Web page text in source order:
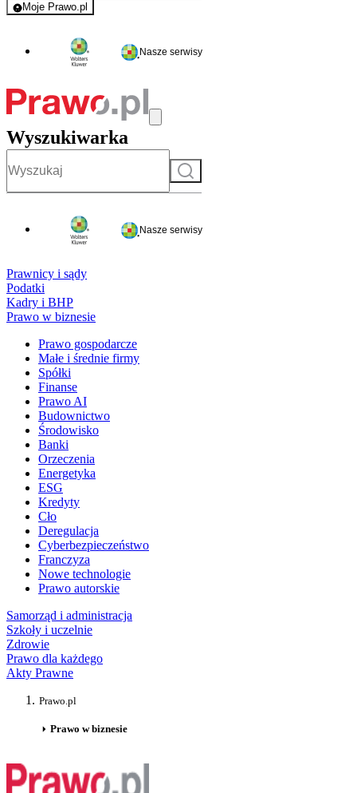
Moje Prawo.pl
- rejestracja i logowanie do serwisu
Nasze serwisy
Wyszukiwarka
Szukaj
Nasze serwisy
Prawnicy i sądy
Podatki
Kadry i BHP
Prawo w biznesie
Prawo gospodarcze
Małe i średnie firmy
Spółki
Finanse
Prawo AI
Budownictwo
Środowisko
Banki
Orzeczenia
Energetyka
ESG
Kredyty
Cło
Deregulacja
Cyberbezpieczeństwo
Franczyza
Nowe technologie
Prawo autorskie
Samorząd i administracja
Szkoły i uczelnie
Zdrowie
Prawo dla każdego
Akty Prawne
Prawo.pl
Prawo w biznesie